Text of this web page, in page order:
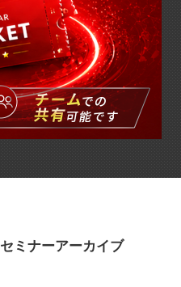
セミナーアーカイブ